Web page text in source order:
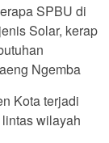
SPBU di
Solar, kerap
Ngemba
Kota terjadi
wilayah